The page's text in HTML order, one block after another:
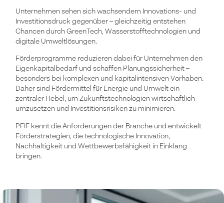
Unternehmen sehen sich wachsendem Innovations- und
Investitionsdruck gegenüber – gleichzeitig entstehen
Chancen durch GreenTech, Wasserstofftechnologien und
digitale Umweltlösungen.
Förderprogramme reduzieren dabei für Unternehmen den
Eigenkapitalbedarf und schaffen Planungssicherheit –
besonders bei komplexen und kapitalintensiven Vorhaben.
Daher sind Fördermittel für Energie und Umwelt ein
zentraler Hebel, um Zukunftstechnologien wirtschaftlich
umzusetzen und Investitionsrisiken zu minimieren.
PFIF kennt die Anforderungen der Branche und entwickelt
Förderstrategien, die technologische Innovation,
Nachhaltigkeit und Wettbewerbsfähigkeit in Einklang
bringen.